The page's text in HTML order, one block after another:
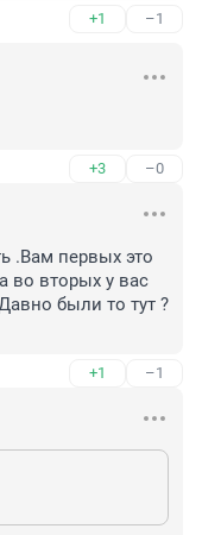
+1 –1
+3 –0
.Вам первых это
во вторых у вас
были то тут ?
+1 –1